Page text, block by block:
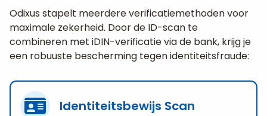
Odixus stapelt meerdere verificatiemethoden voor
maximale zekerheid. Door de ID-scan te
combineren met iDIN-verificatie via de bank, krijg je
een robuuste bescherming tegen identiteitsfraude:
Identiteitsbewijs Scan